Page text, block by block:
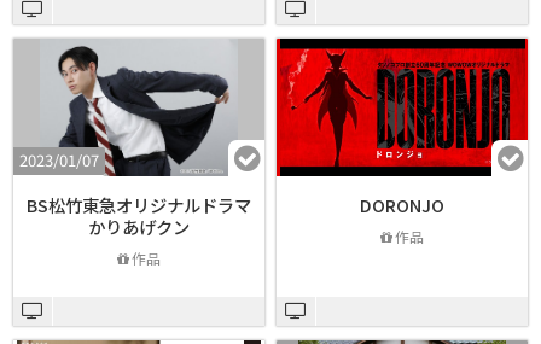
2023/01/07
BS松竹東急オリジナルドラマ
かりあげクン
作品
DORONJO
作品